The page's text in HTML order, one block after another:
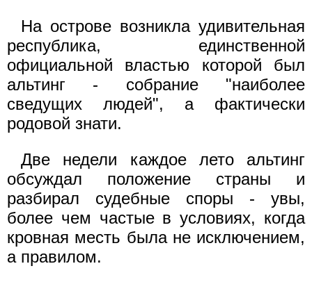
На острове возникла удивительная
республика, единственной
официальной властью которой был
альтинг - собрание "наиболее
сведущих людей", а фактически
родовой знати.
Две недели каждое лето альтинг
обсуждал положение страны и
разбирал судебные споры - увы,
более чем частые в условиях, когда
кровная месть была не исключением,
а правилом.